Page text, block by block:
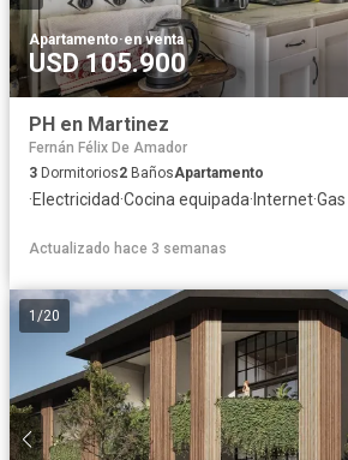
Apartamento·en venta
USD 105.900
PH en Martinez
Fernán Félix De Amador
3 Dormitorios2 BañosApartamento
·Electricidad·Cocina equipada· Internet·
Actualizado hace 3 semanas
1 /20